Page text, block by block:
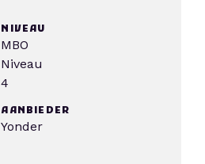
NIVEAU
MBO
Niveau
4
AANBIEDER
Yonder